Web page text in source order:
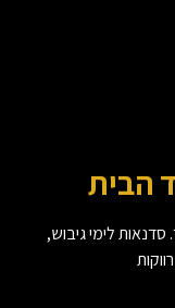
הבית
לימי גיבוש,